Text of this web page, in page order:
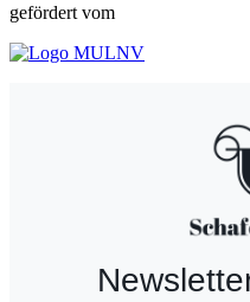
gefördert vom